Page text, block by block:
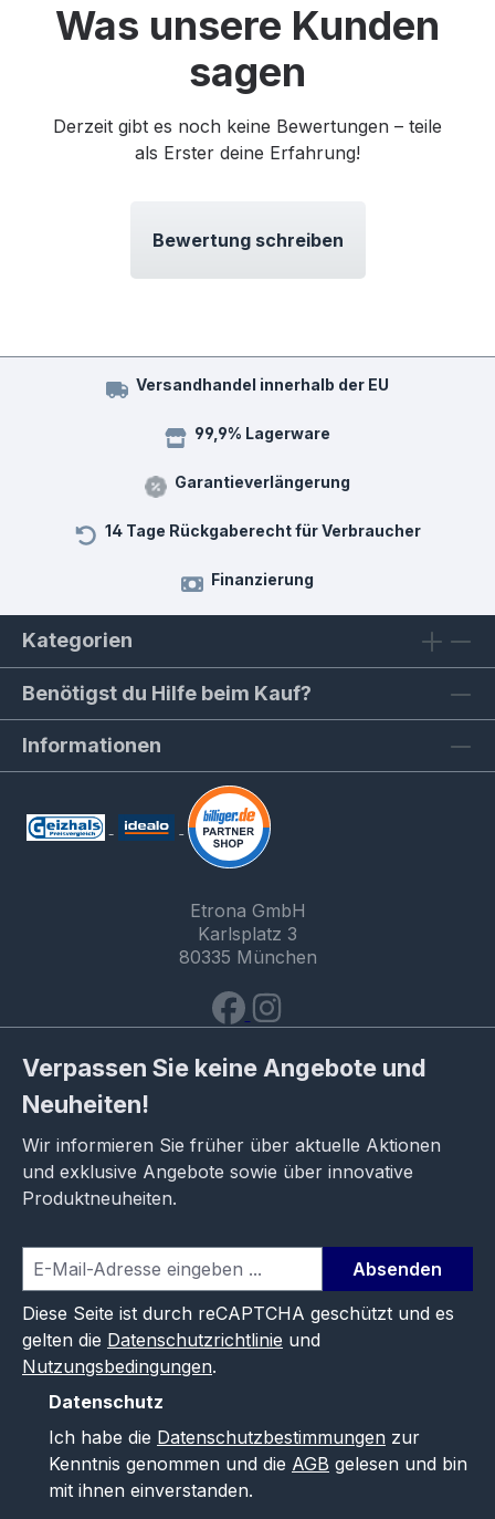
Was unsere Kunden
sagen
Derzeit gibt es noch keine Bewertungen – teile
als Erster deine Erfahrung!
Bewertung schreiben
Versandhandel innerhalb der EU
99,9% Lagerware
Garantieverlängerung
14 Tage Rückgaberecht für Verbraucher
Finanzierung
Kategorien
Benötigst du Hilfe beim Kauf?
Informationen
Etrona GmbH
Karlsplatz 3
80335 München
Verpassen Sie keine Angebote und
Neuheiten!
Wir informieren Sie früher über aktuelle Aktionen
und exklusive Angebote sowie über innovative
Produktneuheiten.
Absenden
Diese Seite ist durch reCAPTCHA geschützt und es
gelten die Datenschutzrichtlinie und
Nutzungsbedingungen.
Datenschutz
Ich habe die Datenschutzbestimmungen zur
Kenntnis genommen und die AGB gelesen und bin
mit ihnen einverstanden.